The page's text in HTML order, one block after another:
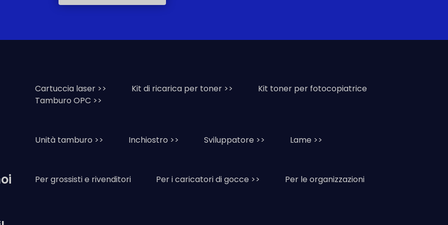
Cartuccia laser >> Kit di ricarica per toner >>
Kit toner per fotocopiatrice
Tamburo OPC >>
Unità tamburo >> Inchiostro >> Sviluppatore >> Lame >>
Per grossisti e rivenditori Per i caricatori di gocce >> Per le organizzazioni